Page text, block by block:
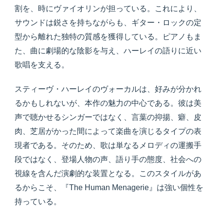
割を、時にヴァイオリンが担っている。これにより、
サウンドは鋭さを持ちながらも、ギター・ロックの定
型から離れた独特の質感を獲得している。ピアノもま
た、曲に劇場的な陰影を与え、ハーレイの語りに近い
歌唱を支える。
スティーヴ・ハーレイのヴォーカルは、好みが分かれ
るかもしれないが、本作の魅力の中心である。彼は美
声で聴かせるシンガーではなく、言葉の抑揚、癖、皮
肉、芝居がかった間によって楽曲を演じるタイプの表
現者である。そのため、歌は単なるメロディの運搬手
段ではなく、登場人物の声、語り手の態度、社会への
視線を含んだ演劇的な装置となる。このスタイルがあ
るからこそ、『The Human Menagerie』は強い個性を
持っている。